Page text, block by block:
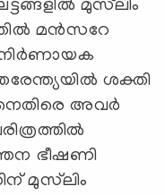
മുസ്‌ലിം
മൻസറേ
ശക്തി
അവർ
ഭീഷണി
മുസ്‌ലിം